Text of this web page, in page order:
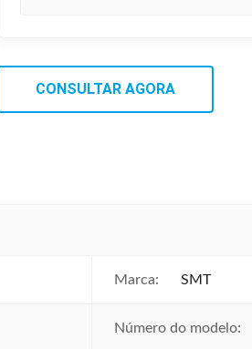
CONSULTAR AGORA
Marca: SMT
Número do modelo: